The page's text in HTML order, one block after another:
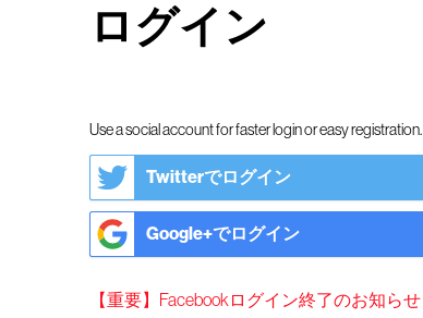
ログイン
Use a social account for faster login or easy registration.
Twitterでログイン
Google+でログイン
【重要】Facebookログイン終了のお知らせ